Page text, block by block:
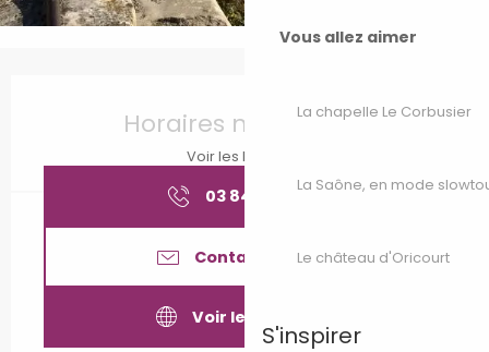
Vous allez aimer
La chapelle Le Corbusier
La Saône, en mode
Le château d'Oricourt
S'inspirer
Horaires non définis
Voir les horaires
03 84 65 18▒▒
Contactez-nous
Voir les sites web